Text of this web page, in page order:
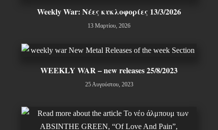
Weekly War: Νέες κυκλοφορίες 13/3/2026
13 Μαρτίου, 2026
WEEKLY WAR – new releases 25/8/2023
25 Αυγούστου, 2023